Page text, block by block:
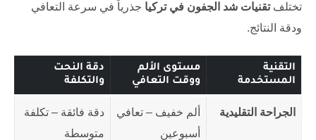
تختلفتقنيات شد الجفون في تركيا جذرياً في سرعة التعافي
ودقة النتائج.
التقنية
المستخدمة
مستوى الألم
ووقت التعافي
دقة النحت
والتكلفة
الجراحة التقليدية
ألم خفيف – تعافي
أسبوعين
دقة فائقة – تكلفة
متوسطة